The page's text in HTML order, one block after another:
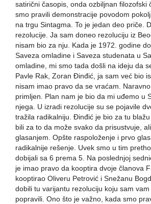
satirični časopis, onda ozbiljnan filozofski
smo pravili demonstracije povodom
na trgu Sintagma. To je jedan deo priče.
rezolucije. Ja sam doneo rezoluciju iz
nisam bio za nju. Kada je 1972. godine
Saveza omladine i Saveza studenata u
omladine, mi smo tada došli na ideju da
Pavle Rak, Zoran Đinđić, ja sam već bio
nisam imao pravo da se vraćam.
primljen. Plan nam je bio da mi uđemo u
njega. U izradi rezolucije su se pojavile
tražila radikalniju. Đinđić je bio za tu
bili za to da može svako da prisustvuje,
glasanjem. Opšte raspoloženje i prvo
radikalnije rešenje. Uvek smo u tim
dobijali sa 6 prema 5. Na poslednjoj
je imao pravo da kooptira dvoje članova
kooptirao Oliveru Petrović i Snežanu
dobili tu varijantu rezoluciju koju sam
popravili. Ono što je važno, kada smo